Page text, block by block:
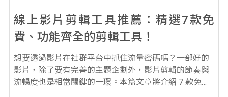
線上影片剪輯工具推薦：精選7款免
費、功能齊全的剪輯工具！
想要透過影片在社群平台中抓住流量密碼嗎？一部好的
影片，除了要有完善的主題企劃外，影片剪輯的節奏與
流暢度也是相當關鍵的一環。本篇文章將介紹 7 款免費